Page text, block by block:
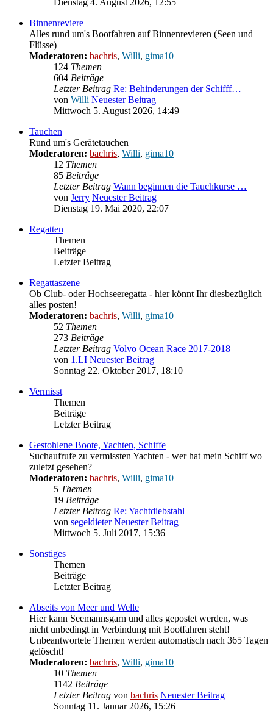
Dienstag 4. August 2026, 12:55
Binnenreviere
Alles rund um's Bootfahren auf Binnenrevieren (Seen und
Flüsse)
Moderatoren: bachris, Willi, gima10
124 Themen
604 Beiträge
Letzter Beitrag Re: Behinderungen der Schifff…
von Willi Neuester Beitrag
Mittwoch 5. August 2026, 14:49
Tauchen
Rund um's Gerätetauchen
Moderatoren: bachris, Willi, gima10
12 Themen
85 Beiträge
Letzter Beitrag Wann beginnen die Tauchkurse …
von Jerry Neuester Beitrag
Dienstag 19. Mai 2020, 22:07
Regatten
Themen
Beiträge
Letzter Beitrag
Regattaszene
Ob Club- oder Hochseeregatta - hier könnt Ihr diesbezüglich
alles posten!
Moderatoren: bachris, Willi, gima10
52 Themen
273 Beiträge
Letzter Beitrag Volvo Ocean Race 2017-2018
von 1.LI Neuester Beitrag
Sonntag 22. Oktober 2017, 18:10
Vermisst
Themen
Beiträge
Letzter Beitrag
Gestohlene Boote, Yachten, Schiffe
Suchaufrufe zu vermissten Yachten - wer hat mein Schiff wo
zuletzt gesehen?
Moderatoren: bachris, Willi, gima10
5 Themen
19 Beiträge
Letzter Beitrag Re: Yachtdiebstahl
von segeldieter Neuester Beitrag
Mittwoch 5. Juli 2017, 15:36
Sonstiges
Themen
Beiträge
Letzter Beitrag
Abseits von Meer und Welle
Hier kann Seemannsgarn und alles gepostet werden, was
nicht unbedingt in Verbindung mit Bootfahren steht!
Unbeantwortete Themen werden automatisch nach 365 Tagen
gelöscht!
Moderatoren: bachris, Willi, gima10
10 Themen
1142 Beiträge
Letzter Beitrag von bachris Neuester Beitrag
Sonntag 11. Januar 2026, 15:26